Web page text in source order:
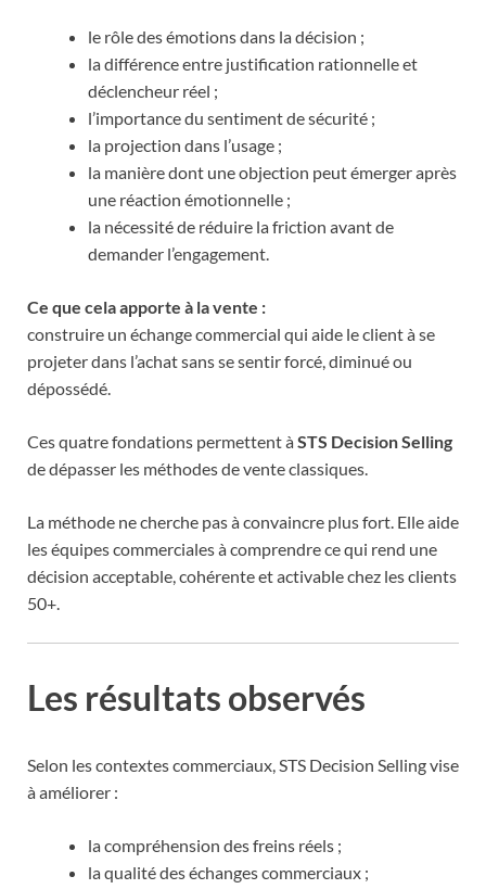
le rôle des émotions dans la décision ;
la différence entre justification rationnelle et
déclencheur réel ;
l’importance du sentiment de sécurité ;
la projection dans l’usage ;
la manière dont une objection peut émerger après
une réaction émotionnelle ;
la nécessité de réduire la friction avant de
demander l’engagement.
Ce que cela apporte à la vente :
construire un échange commercial qui aide le client à se
projeter dans l’achat sans se sentir forcé, diminué ou
dépossédé.
Ces quatre fondations permettent àSTS Decision Selling
de dépasser les méthodes de vente classiques.
La méthode ne cherche pas à convaincre plus fort. Elle aide
les équipes commerciales à comprendre ce qui rend une
décision acceptable, cohérente et activable chez les clients
50+.
Les résultats observés
Selon les contextes commerciaux, STS Decision Selling vise
à améliorer :
la compréhension des freins réels ;
la qualité des échanges commerciaux ;